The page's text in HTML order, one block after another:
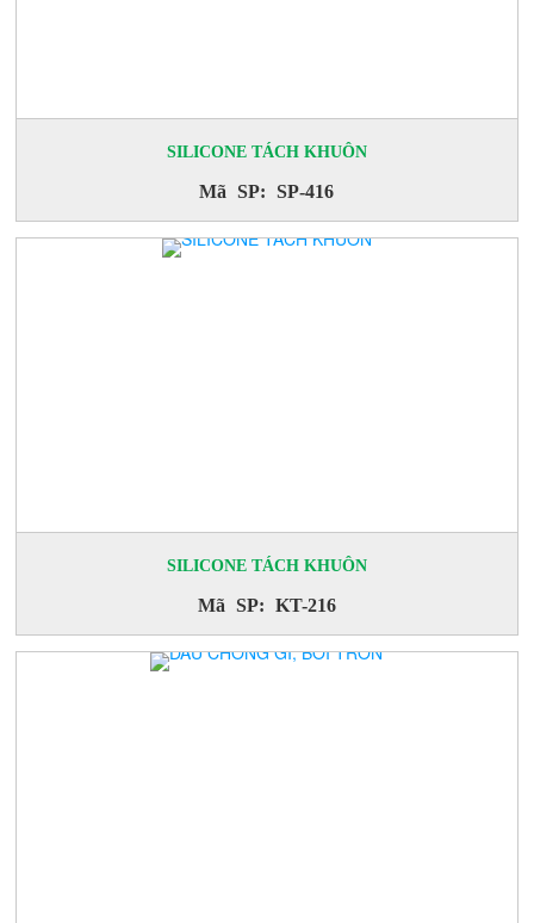
SILICONE TÁCH KHUÔN
Mã SP: SP-416
SILICONE TÁCH KHUÔN
Mã SP: KT-216